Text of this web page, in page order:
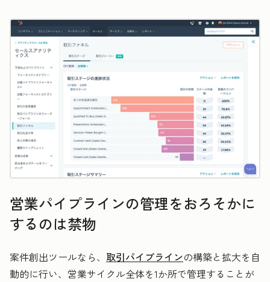
営業パイプラインの管理をおろそかに
するのは禁物
案件創出ツールなら、 取引パイプラインの構築と拡大を自
動的に行い、営業サイクル全体を1か所で管理することが